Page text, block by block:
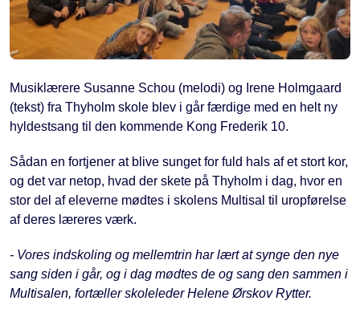
Musiklærere Susanne Schou (melodi) og Irene Holmgaard
(tekst) fra Thyholm skole blev i går færdige med en helt ny
hyldestsang til den kommende Kong Frederik 10.
Sådan en fortjener at blive sunget for fuld hals af et stort kor,
og det var netop, hvad der skete på Thyholm i dag, hvor en
stor del af eleverne mødtes i skolens Multisal til uropførelse
af deres læreres værk.
- Vores indskoling og mellemtrin har lært at synge den nye
sang siden i går, og i dag mødtes de og sang den sammen i
Multisalen, fortæller skoleleder Helene Ørskov Rytter.